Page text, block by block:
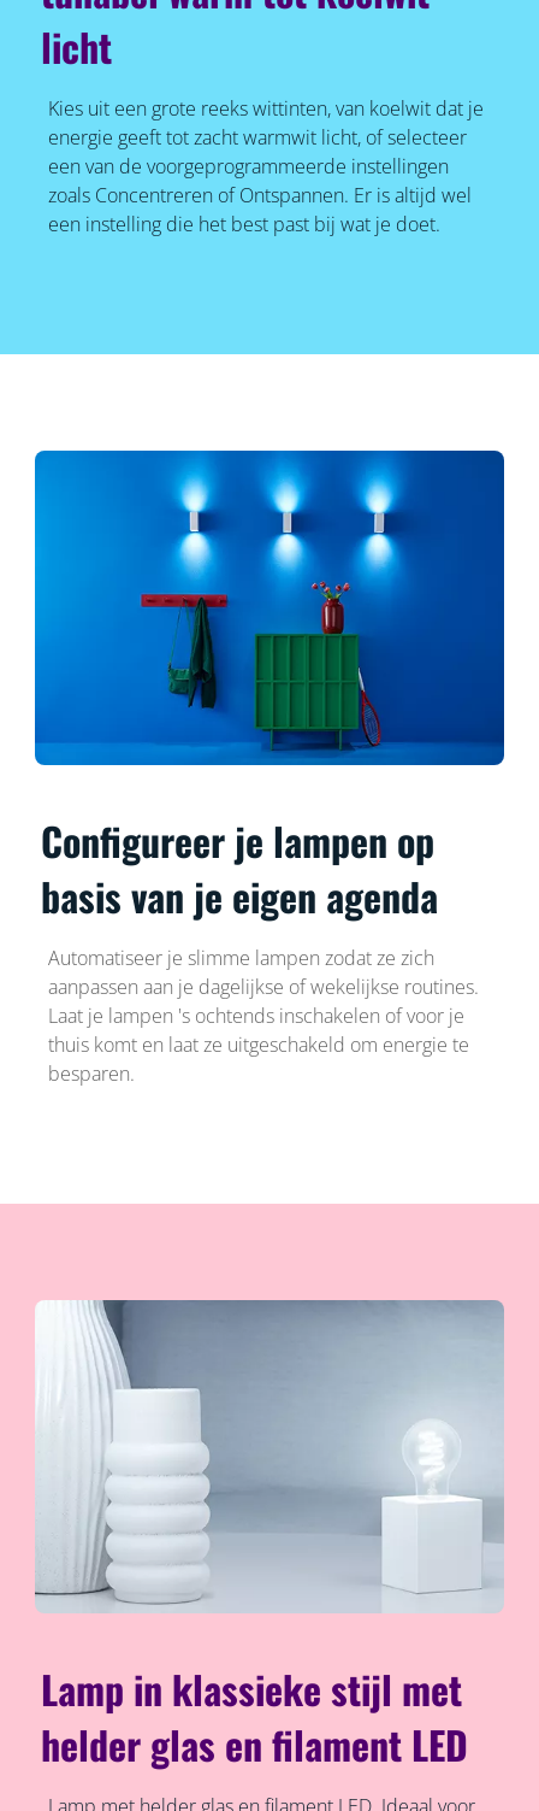
licht
Kies uit een grote reeks wittinten, van koelwit dat je
energie geeft tot zacht warmwit licht, of selecteer
een van de voorgeprogrammeerde instellingen
zoals Concentreren of Ontspannen. Er is altijd wel
een instelling die het best past bij wat je doet.
Configureer je lampen op
basis van je eigen agenda
Automatiseer je slimme lampen zodat ze zich
aanpassen aan je dagelijkse of wekelijkse routines.
Laat je lampen 's ochtends inschakelen of voor je
thuis komt en laat ze uitgeschakeld om energie te
besparen.
Lamp in klassieke stijl met
helder glas en filament LED